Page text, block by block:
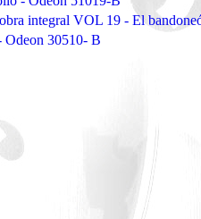
integral VOL 19 - El
Odeon 30510- B